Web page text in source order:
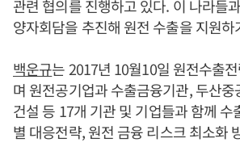
관련 협의를 진행하고 있다. 이 나라들
양자회담을 추진해 원전 수출을 지원하
백운규는 2017년 10월10일 원전수출
며 원전공기업과 수출금융기관, 두산중
건설 등 17개 기관 및 기업들과 함께 수
별 대응전략, 원전 금융 리스크 최소화